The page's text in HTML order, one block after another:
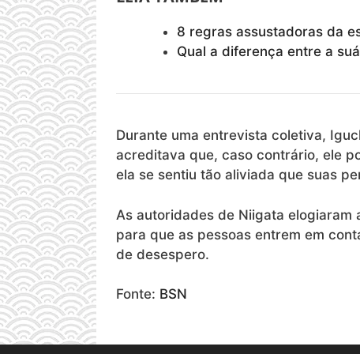
8 regras assustadoras da
Qual a diferença entre a
Durante uma entrevista coletiva,
acreditava que, caso contrário, ele
ela se sentiu tão aliviada que suas
As autoridades de Niigata
para que as pessoas entrem em
de desespero.
Fonte: BSN